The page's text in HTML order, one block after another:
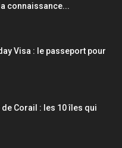
connaissance...
Visa : le passeport pour
Corail : les 10 îles qui